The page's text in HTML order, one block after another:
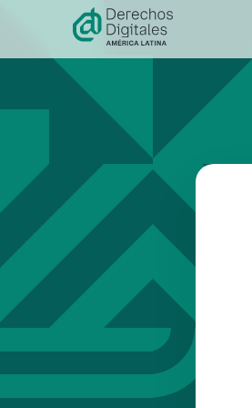
contenido